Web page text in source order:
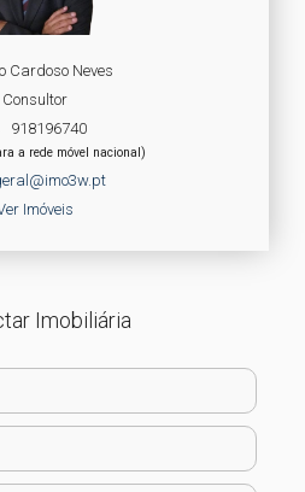
Cardoso Neves
Consultor
918196740
a rede móvel nacional)
Imóveis
Imobiliária